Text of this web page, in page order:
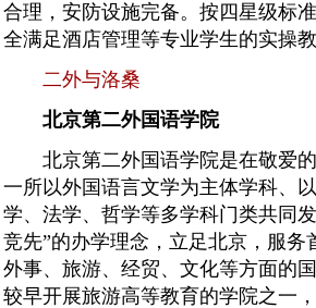
合理，安防设施完备。按四星级标
全满足酒店管理等专业学生的实操教
二外与洛桑
北京第二外国语学院
北京第二外国语学院是在敬爱的
一所以外国语言文学为主体学科、
学、法学、哲学等多学科门类共同
竞先”的办学理念，立足北京，服
外事、旅游、经贸、文化等方面的
较早开展旅游高等教育的学院之一